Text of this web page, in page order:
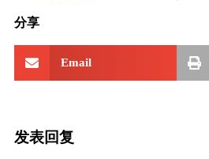
分享
Email
发表回复